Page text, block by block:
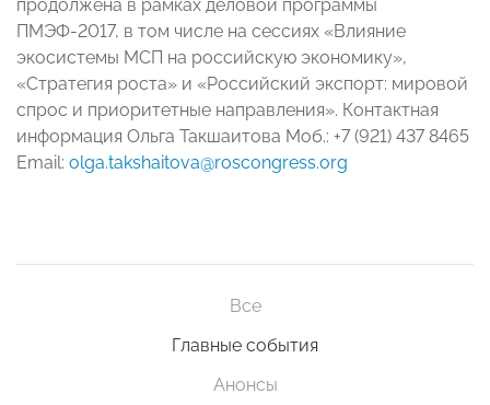
продолжена в рамках деловой программы
ПМЭФ-2017, в том числе на сессиях «Влияние
экосистемы МСП на российскую экономику»,
«Стратегия роста» и «Российский экспорт: мировой
спрос и приоритетные направления». Контактная
информация Ольга Такшаитова Моб.: +7 (921) 437 8465
Email: olga.takshaitova@roscongress.org
Все
Главные события
Анонсы